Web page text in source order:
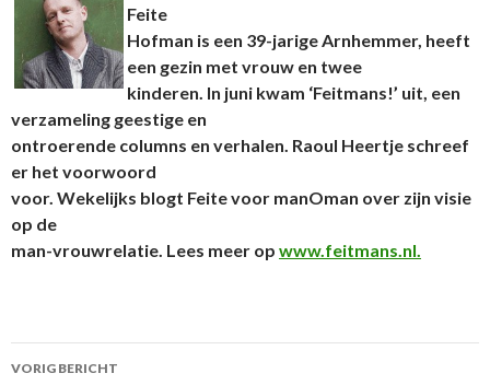
Feite
Hofman is een 39-jarige Arnhemmer, heeft
een gezin met vrouw en twee
kinderen. In juni kwam ‘Feitmans!’ uit, een
verzameling geestige en
ontroerende columns en verhalen. Raoul Heertje schreef
er het voorwoord
voor. Wekelijks blogt Feite voor manOman over zijn visie
op de
man-vrouwrelatie. Lees meer op www.feitmans.nl.
VORIG BERICHT